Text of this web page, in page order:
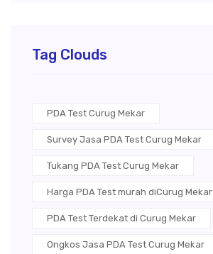
Tag Clouds
PDA Test Curug Mekar
Survey Jasa PDA Test Curug Mekar
Tukang PDA Test Curug Mekar
Harga PDA Test murah diCurug Mekar
PDA Test Terdekat di Curug Mekar
Ongkos Jasa PDA Test Curug Mekar